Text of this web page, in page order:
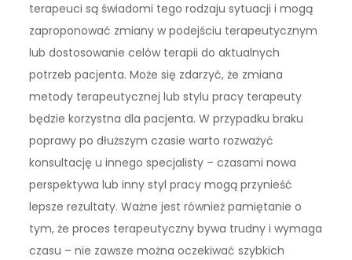
terapeuci są świadomi tego rodzaju sytuacji i mogą
zaproponować zmiany w podejściu terapeutycznym
lub dostosowanie celów terapii do aktualnych
potrzeb pacjenta. Może się zdarzyć, że zmiana
metody terapeutycznej lub stylu pracy terapeuty
będzie korzystna dla pacjenta. W przypadku braku
poprawy po dłuższym czasie warto rozważyć
konsultację u innego specjalisty – czasami nowa
perspektywa lub inny styl pracy mogą przynieść
lepsze rezultaty. Ważne jest również pamiętanie o
tym, że proces terapeutyczny bywa trudny i wymaga
czasu – nie zawsze można oczekiwać szybkich